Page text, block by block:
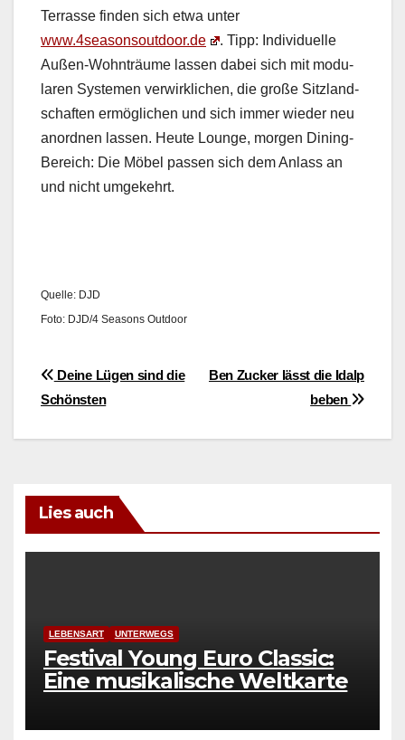
Ter­rasse find­en sich etwa unter
www.4seasonsoutdoor.de
. Tipp: Indi­vidu­elle
Außen-Wohn­träume lassen dabei sich mit mod­u­
laren Sys­te­men ver­wirk­lichen, die große Sit­z­land­
schaften ermöglichen und sich immer wieder neu
anord­nen lassen. Heute Lounge, mor­gen Din­ing-
Bere­ich: Die Möbel passen sich dem Anlass an
und nicht umgekehrt.
Quelle: DJD
Foto: DJD/4 Sea­sons Out­door
Beitragsnavigation
Ben Zucker lässt die Idalp
beben
Deine Lügen sind die
Schönsten
Lies auch
LEBENSART UNTERWEGS
Festival Young Euro Classic:
Eine musikalische Weltkarte